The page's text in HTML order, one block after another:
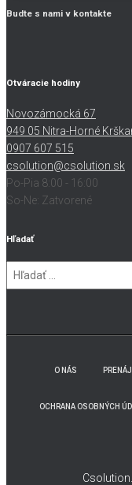
Budte s nami v kontakte
Otváracie hodiny
Novozámocká 67
949 05 Nitra-Horné
0907 607 515
csolution@csolution.sk
Po-Pia 8:00 - 16:00
So-Ne: Zatvorené
Hľadať
ľ
a
O NÁS
OCHRANA OSOBNÝCH